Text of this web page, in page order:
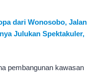
dari Wonosobo, Jalan
Julukan Spektakuler,
pembangunan kawasan